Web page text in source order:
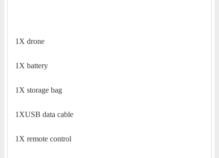
1X drone
1X battery
1X storage bag
1XUSB data cable
1X remote control